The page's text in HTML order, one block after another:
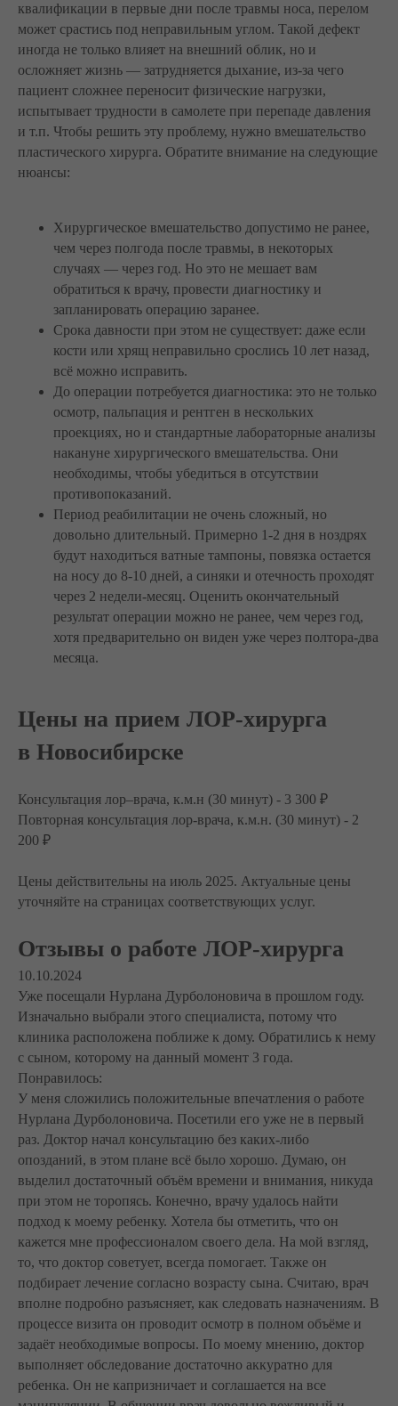
квалификации в первые дни после травмы носа, перелом
может срастись под неправильным углом. Такой дефект
иногда не только влияет на внешний облик, но и
осложняет жизнь — затрудняется дыхание, из-за чего
пациент сложнее переносит физические нагрузки,
испытывает трудности в самолете при перепаде давления
и т.п. Чтобы решить эту проблему, нужно вмешательство
пластического хирурга. Обратите внимание на следующие
нюансы:
Хирургическое вмешательство допустимо не ранее,
чем через полгода после травмы, в некоторых
случаях — через год. Но это не мешает вам
обратиться к врачу, провести диагностику и
запланировать операцию заранее.
Срока давности при этом не существует: даже если
кости или хрящ неправильно срослись 10 лет назад,
всё можно исправить.
До операции потребуется диагностика: это не только
осмотр, пальпация и рентген в нескольких
проекциях, но и стандартные лабораторные анализы
накануне хирургического вмешательства. Они
необходимы, чтобы убедиться в отсутствии
противопоказаний.
Период реабилитации не очень сложный, но
довольно длительный. Примерно 1-2 дня в ноздрях
будут находиться ватные тампоны, повязка остается
на носу до 8-10 дней, а синяки и отечность проходят
через 2 недели-месяц. Оценить окончательный
результат операции можно не ранее, чем через год,
хотя предварительно он виден уже через полтора-два
месяца.
Цены на прием ЛОР-хирурга
в Новосибирске
Консультация лор–врача, к.м.н (30 минут) - 3 300 ₽
Повторная консультация лор-врача, к.м.н. (30 минут) - 2
200 ₽
Цены действительны на июль 2025. Актуальные цены
уточняйте на страницах соответствующих услуг.
Отзывы о работе ЛОР-хирурга
10.10.2024
Уже посещали Нурлана Дурболоновича в прошлом году.
Изначально выбрали этого специалиста, потому что
клиника расположена поближе к дому. Обратились к нему
с сыном, которому на данный момент 3 года.
Понравилось:
У меня сложились положительные впечатления о работе
Нурлана Дурболоновича. Посетили его уже не в первый
раз. Доктор начал консультацию без каких-либо
опозданий, в этом плане всё было хорошо. Думаю, он
выделил достаточный объём времени и внимания, никуда
при этом не торопясь. Конечно, врачу удалось найти
подход к моему ребенку. Хотела бы отметить, что он
кажется мне профессионалом своего дела. На мой взгляд,
то, что доктор советует, всегда помогает. Также он
подбирает лечение согласно возрасту сына. Считаю, врач
вполне подробно разъясняет, как следовать назначениям. В
процессе визита он проводит осмотр в полном объёме и
задаёт необходимые вопросы. По моему мнению, доктор
выполняет обследование достаточно аккуратно для
ребенка. Он не капризничает и соглашается на все